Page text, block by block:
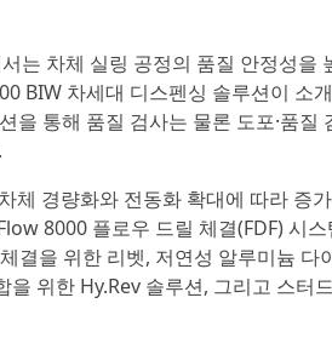
는 차체 실링 공정의 품질 안정성을
BIW 차세대 디스펜싱 솔루션이
을 통해 품질 검사는 물론 도포·품
체 경량화와 전동화 확대에 따라 증
8000 플로우 드릴 체결(FDF) 시
결을 위한 리벳, 저연성 알루미늄
을 위한 Hy.Rev 솔루션, 그리고 스